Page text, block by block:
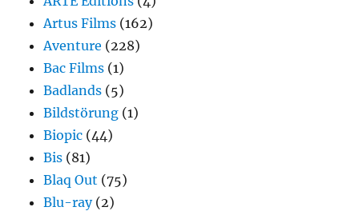
Artus Films (162)
Aventure (228)
Bac Films (1)
Badlands (5)
Bildstörung (1)
Biopic (44)
Bis (81)
Blaq Out (75)
Blu-ray(2)